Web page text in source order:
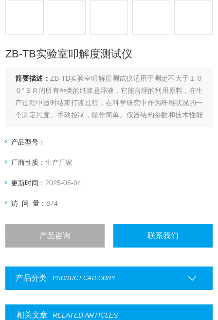
ZB-TB实验室叩解度测试仪
简要描述： ZB-TB实验室叩解度测试仪适用于测定不大于１０
０°ＳＲ的所有种类的纸浆悬浮液，它能合理的利用原料，在生
产过程中适时结束打浆过程，在科学研究中作为纤维状况的一
个测定尺度。手动控制，操作简单。仪器结构参数和技术性能
Ｔ３３３２－１９８２《浆料打浆度的测定法（肖伯尔－瑞格
产品型号：
厂商性质：生产厂家
更新时间： 2025-05-04
访 问 量：874
产品咨询 联系我们
产品分类 PRODUCT CATEGORY
相关文章 RELATED ARTICLES